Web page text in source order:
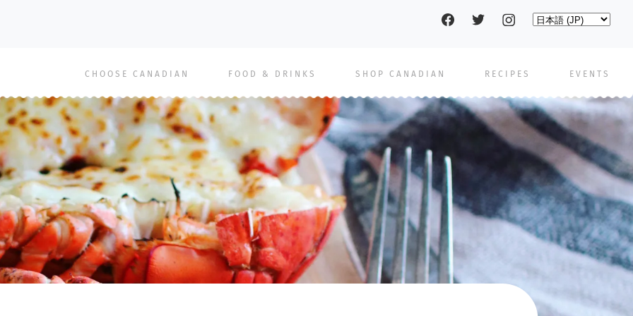
Social
pages
Select
Main
navigation
CHOOSE CANADIAN FOOD & DRINKS SHOP CANADIAN RECIPES EVENTS